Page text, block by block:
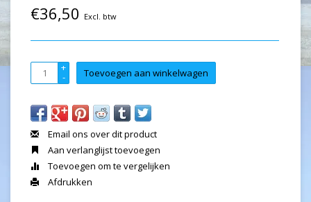
€36,50 Excl. btw
+
- Toevoegen aan winkelwagen
Email ons over dit product
Aan verlanglijst toevoegen
Toevoegen om te vergelijken
Afdrukken